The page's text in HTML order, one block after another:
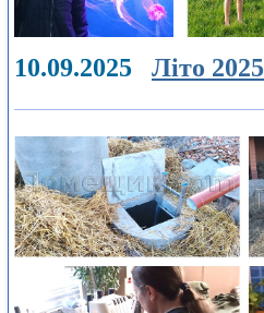
10.09.2025 Літо